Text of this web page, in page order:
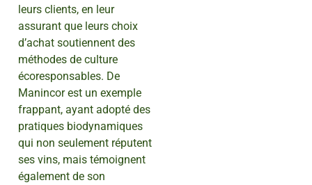
leurs clients, en leur
assurant que leurs choix
d’achat soutiennent des
méthodes de culture
écoresponsables. De
Manincor est un exemple
frappant, ayant adopté des
pratiques biodynamiques
qui non seulement réputent
ses vins, mais témoignent
également de son